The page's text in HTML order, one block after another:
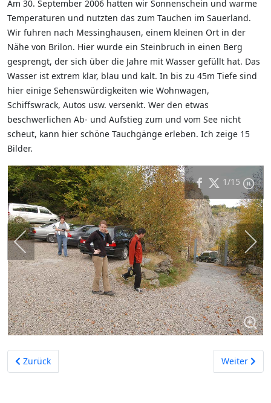
Am 30. September 2006 hatten wir Sonnenschein und warme
Temperaturen und nutzten das zum Tauchen im Sauerland.
Wir fuhren nach Messinghausen, einem kleinen Ort in der
Nähe von Brilon. Hier wurde ein Steinbruch in einen Berg
gesprengt, der sich über die Jahre mit Wasser gefüllt hat. Das
Wasser ist extrem klar, blau und kalt. In bis zu 45m Tiefe sind
hier einige Sehenswürdigkeiten wie Wohnwagen,
Schiffswrack, Autos usw. versenkt. Wer den etwas
beschwerlichen Ab- und Aufstieg zum und vom See nicht
scheut, kann hier schöne Tauchgänge erleben. Ich zeige 15
Bilder.
1/15
Vorheriger Beitrag: Tauchen im Kreidesee Hemmoor im
Zurück Nächster
Weiter